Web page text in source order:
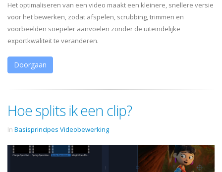
Het optimaliseren van een video maakt een kleinere, snellere versie
voor het bewerken, zodat afspelen, scrubbing, trimmen en
voorbeelden soepeler aanvoelen zonder de uiteindelijke
exportkwaliteit te veranderen.
Doorgaan
Hoe splits ik een clip?
In Basisprincipes Videobewerking